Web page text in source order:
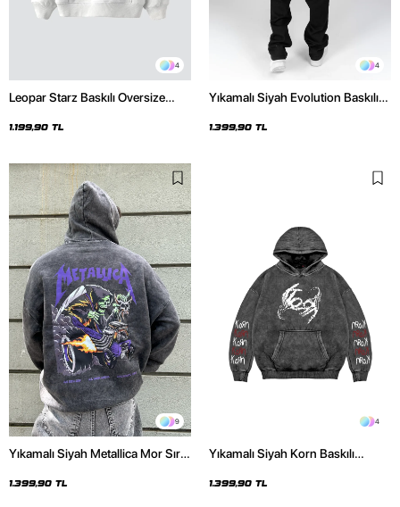
4
Leopar Starz Baskılı Oversize
1.199,90 TL
4
Yıkamalı Siyah Evolution Baskılı
Hoodie
1.399,90 TL
9
Yıkamalı Siyah Metallica Mor Sırt
Hoodie
1.399,90 TL
4
Yıkamalı Siyah Korn Baskılı
1.399,90 TL